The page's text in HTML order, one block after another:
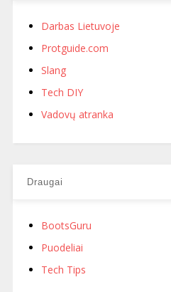
Darbas Lietuvoje
Protguide.com
Slang
Tech DIY
Vadovų atranka
Draugai
BootsGuru
Puodeliai
Tech Tips